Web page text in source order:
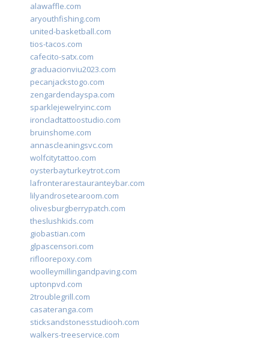
alawaffle.com
aryouthfishing.com
united-basketball.com
tios-tacos.com
cafecito-satx.com
graduacionviu2023.com
pecanjackstogo.com
zengardendayspa.com
sparklejewelryinc.com
ironcladtattoostudio.com
bruinshome.com
annascleaningsvc.com
wolfcitytattoo.com
oysterbayturkeytrot.com
lafronterarestauranteybar.com
lilyandrosetearoom.com
olivesburgberrypatch.com
theslushkids.com
giobastian.com
glpascensori.com
rifloorepoxy.com
woolleymillingandpaving.com
uptonpvd.com
2troublegrill.com
casateranga.com
sticksandstonesstudiooh.com
walkers-treeservice.com